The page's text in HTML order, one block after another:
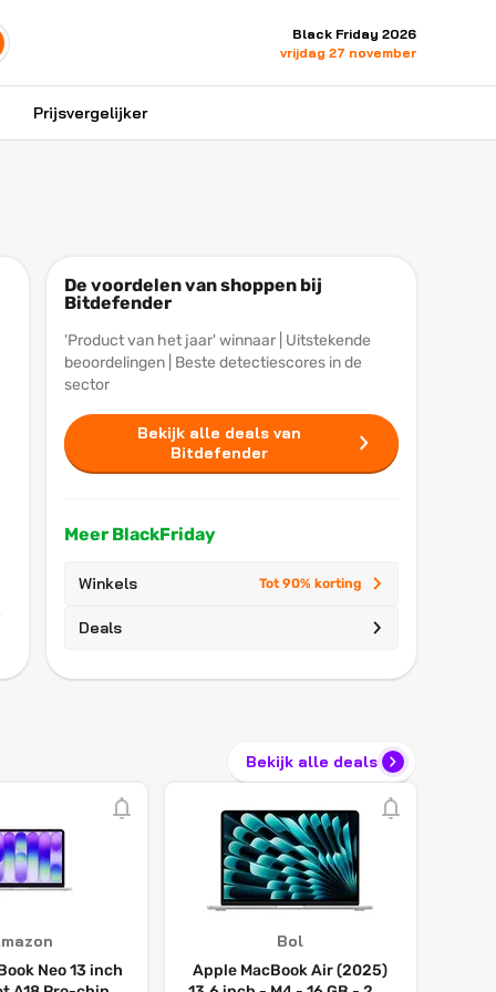
Black Friday 2026
vrijdag 27 november
Prijsvergelijker
De voordelen van shoppen bij
Bitdefender
'Product van het jaar' winnaar | Uitstekende
beoordelingen | Beste detectiescores in de
sector
Bekijk alle deals van
Bitdefender
Meer BlackFriday
Winkels Tot 90% korting
Deals
Bekijk alle deals
Neo 13 inch
Bol
Apple MacBook Air (2025)